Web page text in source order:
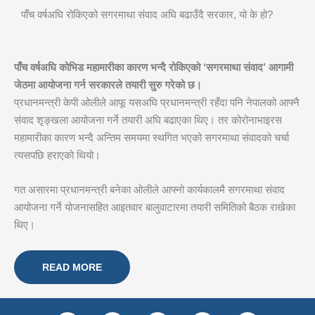
पाँच वर्षअघि रोकिएको सगरमाथा संवाद अघि बढाउँदै सरकार, यो के हो?
पाँच वर्षअघि कोभिड महामारीका कारण भन्दै रोकिएको ‘सगरमाथा संवाद’ आगामी
जेठमा आयोजना गर्न सरकारले तयारी सुरु गरेको छ।
प्रधानमन्त्री केपी ओलीले आफू यसअघि प्रधानमन्त्री रहँदा पनि नेपालको आफ्नै
संवाद शृङ्खला आयोजना गर्ने तयारी अघि बढाएका थिए। तर कोरोनाभाइरस
महामारीका कारण भन्दै अन्तिम समयमा स्थगित भएको सगरमाथा संवादको चर्चा
त्यसपछि हराएको थियो।
गत असारमा प्रधानमन्त्री बनेका ओलीले आफ्नो कार्यकालमै सगरमाथा संवाद
आयोजना गर्ने योजनासहित आइतवार बालुवाटारमा तयारी समितिको बैठक राखेका
थिए।
READ MORE